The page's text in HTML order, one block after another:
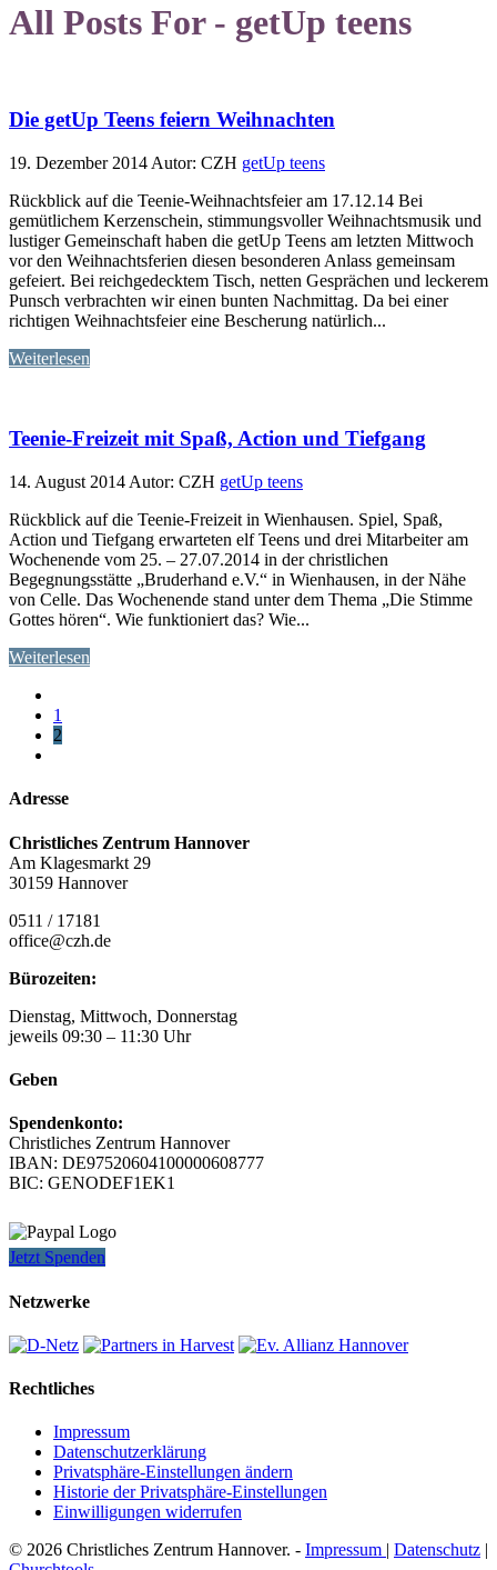
All Posts For - getUp teens
Die getUp Teens feiern Weihnachten
19. Dezember 2014 Autor: CZH getUp teens
Rückblick auf die Teenie-Weihnachtsfeier am 17.12.14 Bei
gemütlichem Kerzenschein, stimmungsvoller Weihnachtsmusik und
lustiger Gemeinschaft haben die getUp Teens am letzten Mittwoch
vor den Weihnachtsferien diesen besonderen Anlass gemeinsam
gefeiert. Bei reichgedecktem Tisch, netten Gesprächen und leckerem
Punsch verbrachten wir einen bunten Nachmittag. Da bei einer
richtigen Weihnachtsfeier eine Bescherung natürlich...
Weiterlesen
Teenie-Freizeit mit Spaß, Action und Tiefgang
14. August 2014 Autor: CZH getUp teens
Rückblick auf die Teenie-Freizeit in Wienhausen. Spiel, Spaß,
Action und Tiefgang erwarteten elf Teens und drei Mitarbeiter am
Wochenende vom 25. – 27.07.2014 in der christlichen
Begegnungsstätte „Bruderhand e.V.“ in Wienhausen, in der Nähe
von Celle. Das Wochenende stand unter dem Thema „Die Stimme
Gottes hören“. Wie funktioniert das? Wie...
Weiterlesen
1
2
Adresse
Christliches Zentrum Hannover
Am Klagesmarkt 29
30159 Hannover
0511 / 17181
office@czh.de
Bürozeiten:
Dienstag, Mittwoch, Donnerstag
jeweils 09:30 – 11:30 Uhr
Geben
Spendenkonto:
Christliches Zentrum Hannover
IBAN: DE97520604100000608777
BIC: GENODEF1EK1
Jetzt Spenden
Netzwerke
Rechtliches
Impressum
Datenschutzerklärung
Privatsphäre-Einstellungen ändern
Historie der Privatsphäre-Einstellungen
Einwilligungen widerrufen
© 2026 Christliches Zentrum Hannover. - Impressum | Datenschutz |